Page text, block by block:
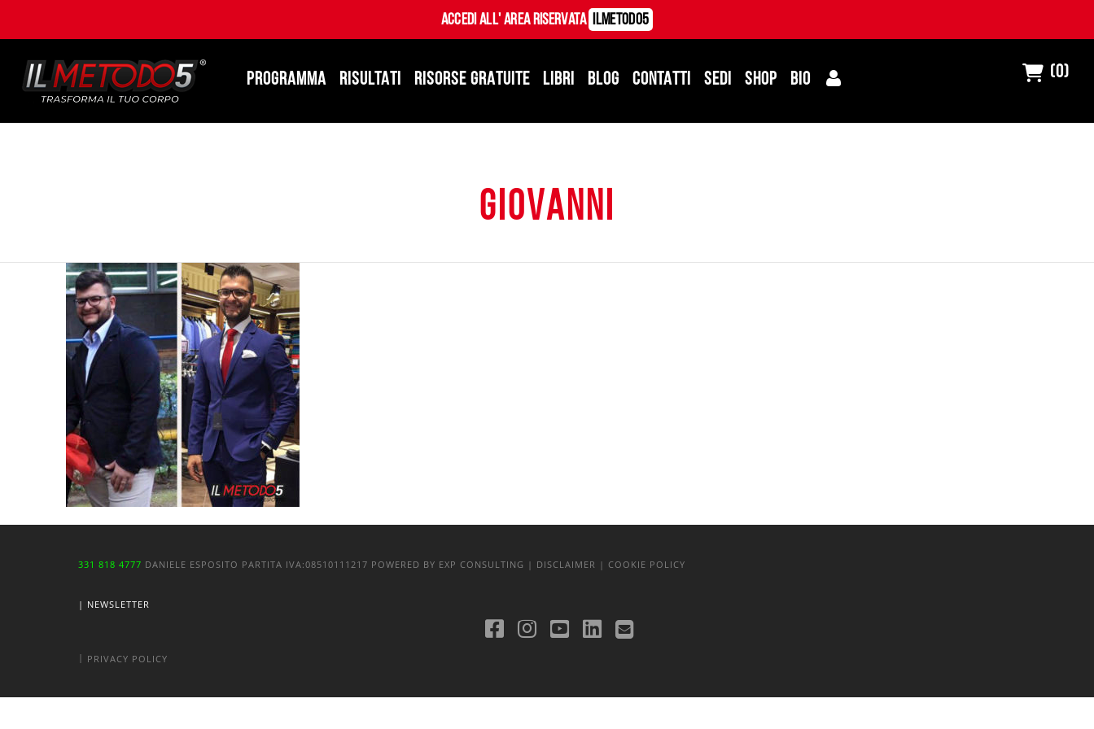
Accedi all' Area Riservata ILMetodo5
PROGRAMMA RISULTATI RISORSE GRATUITE LIBRI BLOG CONTATTI SEDI SHOP BIO (0)
giovanni
331 818 4777 DANIELE ESPOSITO PARTITA IVA:08510111217 POWERED BY EXP CONSULTING | DISCLAIMER | COOKIE POLICY
| NEWSLETTER
| PRIVACY POLICY